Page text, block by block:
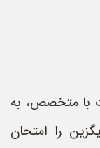
با متخصص، به
را امتحان